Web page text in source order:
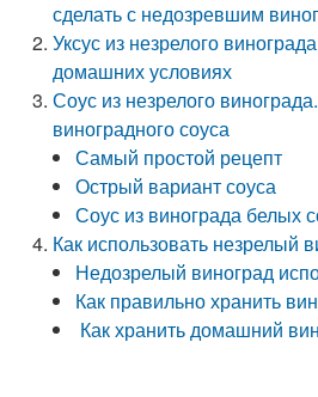
сделать с недозревшим
Уксус из незрелого
домашних условиях
Соус из незрелого
виноградного соуса
Самый простой рецепт
Острый вариант соуса
Соус из винограда белых
Как использовать незрелый
Недозрелый виноград
Как правильно хранить
Как хранить домашний